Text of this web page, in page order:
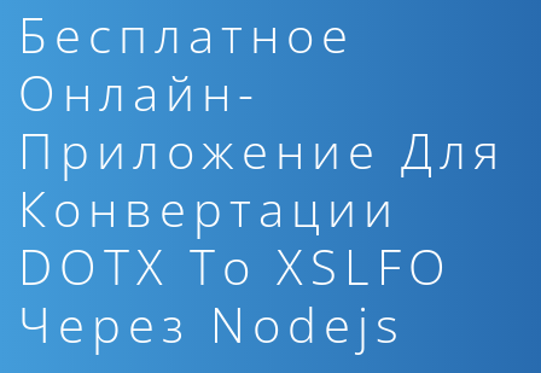
Бесплатное
Онлайн-
Приложение Для
Конвертации
DOTX To XSLFO
Через Nodejs